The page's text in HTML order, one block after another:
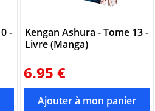
-
Kengan Ashura - Tome 13 -
Livre (Manga)
6.95 €